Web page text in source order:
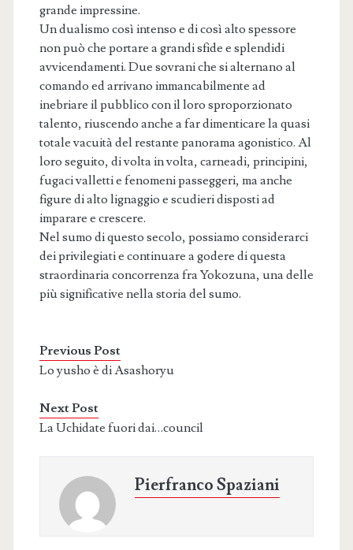
grande impressine.
Un dualismo così intenso e di così alto spessore
non può che portare a grandi sfide e splendidi
avvicendamenti. Due sovrani che si alternano al
comando ed arrivano immancabilmente ad
inebriare il pubblico con il loro sproporzionato
talento, riuscendo anche a far dimenticare la quasi
totale vacuità del restante panorama agonistico. Al
loro seguito, di volta in volta, carneadi, principini,
fugaci valletti e fenomeni passeggeri, ma anche
figure di alto lignaggio e scudieri disposti ad
imparare e crescere.
Nel sumo di questo secolo, possiamo considerarci
dei privilegiati e continuare a godere di questa
straordinaria concorrenza fra Yokozuna, una delle
più significative nella storia del sumo.
Previous Post
Lo yusho è di Asashoryu
Next Post
La Uchidate fuori dai…council
Pierfranco Spaziani